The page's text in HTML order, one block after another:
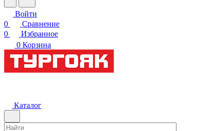
Войти
0
Сравнение
0
Избранное
0 Корзина
Каталог